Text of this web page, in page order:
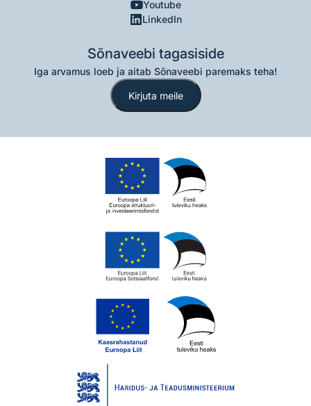
Youtube
LinkedIn
Sõnaveebi tagasiside
Iga arvamus loeb ja aitab Sõnaveebi paremaks teha!
Kirjuta meile